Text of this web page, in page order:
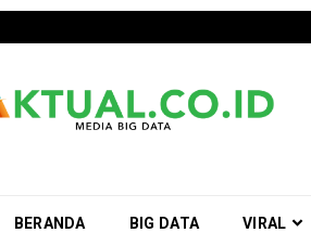
BERANDA BIG DATA VIRAL